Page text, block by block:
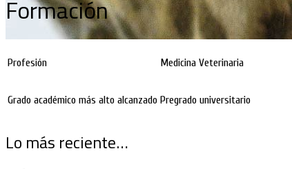
Formación
Profesión Medicina Veterinaria
Grado académico más alto alcanzado Pregrado universitario
Lo más reciente…